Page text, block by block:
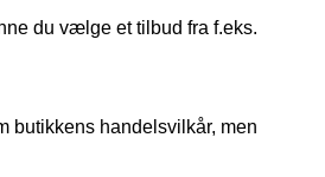
du vælge et tilbud fra f.eks.
butikkens handelsvilkår, men